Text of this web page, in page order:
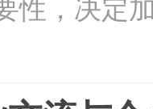
性，决定